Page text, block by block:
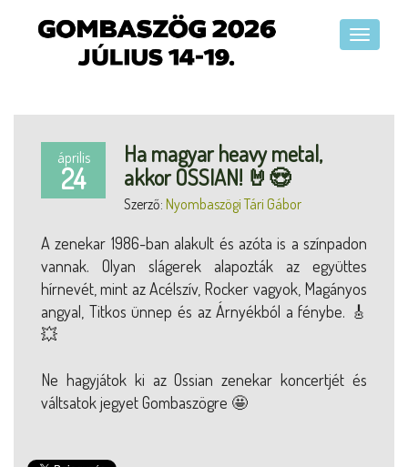
április
24
Ha magyar heavy metal,
akkor OSSIAN! 🤘😍
Szerző: Nyombaszögi Tári Gábor
A zenekar 1986-ban alakult és azóta is a színpadon
vannak. Olyan slágerek alapozták az együttes
hírnevét, mint az Acélszív, Rocker vagyok, Magányos
angyal, Titkos ünnep és az Árnyékból a fénybe. 🎸
💥
Ne hagyjátok ki az Ossian zenekar koncertjét és
váltsatok jegyet Gombaszögre 🤩